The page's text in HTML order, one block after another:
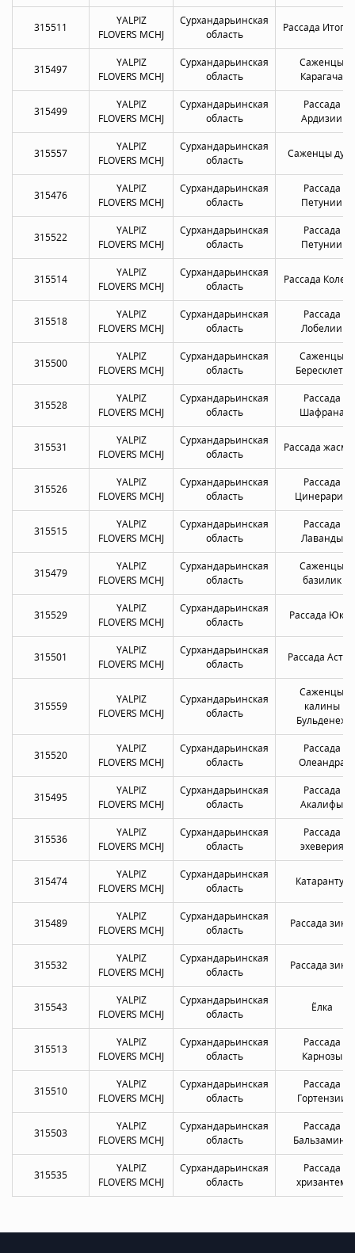
315511
YALPIZ
FLOVERS MCHJ
Сурхандарьинская
область
Рассада
315497
YALPIZ
FLOVERS MCHJ
Сурхандарьинская
область
Саженцы
Карагача
315499
YALPIZ
FLOVERS MCHJ
Сурхандарьинская
область
Рассада
Ардизии
315557
YALPIZ
FLOVERS MCHJ
Сурхандарьинская
область
Саженцы дуба
315476
YALPIZ
FLOVERS MCHJ
Сурхандарьинская
область
Рассада
Петунии
315522
YALPIZ
FLOVERS MCHJ
Сурхандарьинская
область
Рассада
Петунии
315514
YALPIZ
FLOVERS MCHJ
Сурхандарьинская
область
Рассада
315518
YALPIZ
FLOVERS MCHJ
Сурхандарьинская
область
Рассада
Лобелии
315500
YALPIZ
FLOVERS MCHJ
Сурхандарьинская
область
Саженцы
Бересклета
315528
YALPIZ
FLOVERS MCHJ
Сурхандарьинская
область
Рассада
Шафрана
315531
YALPIZ
FLOVERS MCHJ
Сурхандарьинская
область
Рассада
315526
YALPIZ
FLOVERS MCHJ
Сурхандарьинская
область
Рассада
Цинерарии
315515
YALPIZ
FLOVERS MCHJ
Сурхандарьинская
область
Рассада
Лаванды
315479
YALPIZ
FLOVERS MCHJ
Сурхандарьинская
область
Саженцы
базилик
315529
YALPIZ
FLOVERS MCHJ
Сурхандарьинская
область
Рассада Юкки
315501
YALPIZ
FLOVERS MCHJ
Сурхандарьинская
область
Рассада Астры
315559
YALPIZ
FLOVERS MCHJ
Сурхандарьинская
область
Саженцы
калины
Бульденеж
315520
YALPIZ
FLOVERS MCHJ
Сурхандарьинская
область
Рассада
Олеандра
315495
YALPIZ
FLOVERS MCHJ
Сурхандарьинская
область
Рассада
Акалифы
315536
YALPIZ
FLOVERS MCHJ
Сурхандарьинская
область
Рассада
эхеверия
315474
YALPIZ
FLOVERS MCHJ
Сурхандарьинская
область
Катарантус
315489
YALPIZ
FLOVERS MCHJ
Сурхандарьинская
область
Рассада зины
315532
YALPIZ
FLOVERS MCHJ
Сурхандарьинская
область
Рассада зины
315543
YALPIZ
FLOVERS MCHJ
Сурхандарьинская
область
Ёлка
315513
YALPIZ
FLOVERS MCHJ
Сурхандарьинская
область
Рассада
Карнозы
315510
YALPIZ
FLOVERS MCHJ
Сурхандарьинская
область
Рассада
Гортензии
315503
YALPIZ
FLOVERS MCHJ
Сурхандарьинская
область
Рассада
Бальзамина
315535
YALPIZ
FLOVERS MCHJ
Сурхандарьинская
область
Рассада
хризантем